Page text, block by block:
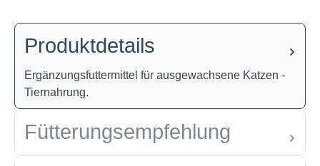
Produktdetails
Ergänzungsfuttermittel für ausgewachsene Katzen -
Tiernahrung.
Fütterungsempfehlung